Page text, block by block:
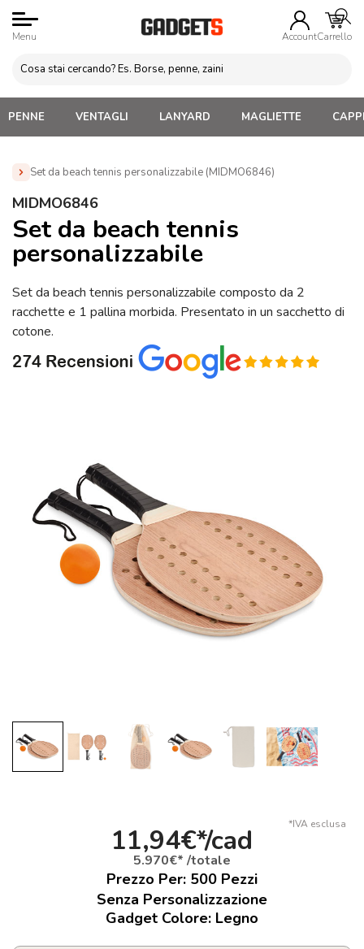
Menu AccountCarrello
PENNE VENTAGLI LANYARD MAGLIETTE
Set da beach tennis personalizzabile (MIDMO6846)
Home » Gadget per Bambini Personalizzati
(MIDMO6846)
MIDMO6846
Set da beach tennis
personalizzabile
Set da beach tennis personalizzabile composto da 2
racchette e 1 pallina morbida. Presentato in un sacchetto di
cotone.
*IVA esclusa
11,94€*/cad
5.970€* /totale
Prezzo Per: 500 Pezzi
Senza Personalizzazione
Gadget Colore: Legno